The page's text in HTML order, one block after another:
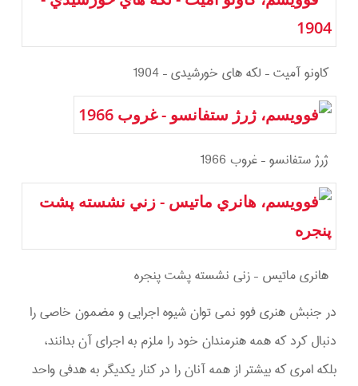
كاونو آميت – لكه هاي خورشيدي – 1904
ژرژ ستفانسو – غروب 1966
هانري ماتيس – زني نشسته پشت پنجره
در جنبش هنری فوو نمی توان شیوه اجرایی و مضمون خاصی را
دنبال کرد که همه هنرمندان خود را ملزم به اجرای آن بدانند،
بلکه امری که بیشتر از همه آنان را در کنار یکدیگر به هدفی واحد